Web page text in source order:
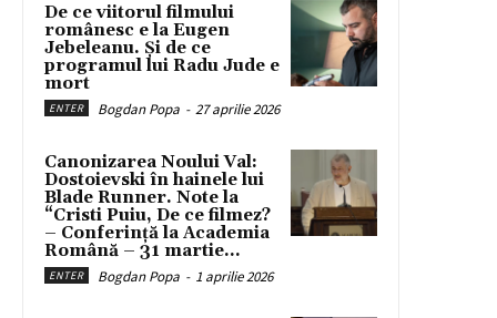
De ce viitorul filmului
românesc e la Eugen
Jebeleanu. Și de ce
programul lui Radu Jude e
mort
ENTER Bogdan Popa - 27 aprilie 2026
Canonizarea Noului Val:
Dostoievski în hainele lui
Blade Runner. Note la
“Cristi Puiu, De ce filmez?
– Conferință la Academia
Română – 31 martie...
ENTER Bogdan Popa - 1 aprilie 2026